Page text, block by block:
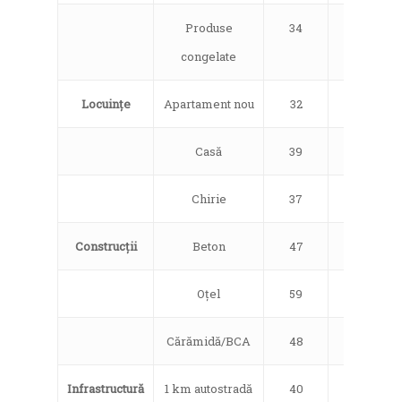
Produse
congelate
34
Locuințe Apartament nou 32
Casă 39
Chirie 37
Construcții Beton 47
Oțel 59
Cărămidă/BCA 48
Infrastructură 1 km autostradă 40